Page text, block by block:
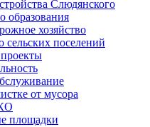
Слюдянского
образования
хозяйство
сельских поселений
от мусора
площадки